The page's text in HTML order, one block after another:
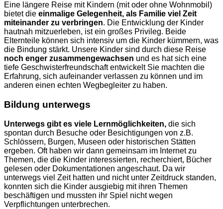
Eine längere Reise mit Kindern (mit oder ohne Wohnmobil)
bietet die einmalige Gelegenheit, als Familie viel Zeit
miteinander zu verbringen. Die Entwicklung der Kinder
hautnah mitzuerleben, ist ein großes Privileg. Beide
Elternteile können sich intensiv um die Kinder kümmern, was
die Bindung stärkt. Unsere Kinder sind durch diese Reise
noch enger zusammengewachsen und es hat sich eine
tiefe Geschwisterfreundschaft entwickelt Sie machten die
Erfahrung, sich aufeinander verlassen zu können und im
anderen einen echten Wegbegleiter zu haben.
Bildung unterwegs
Unterwegs gibt es viele Lernmöglichkeiten, die sich
spontan durch Besuche oder Besichtigungen von z.B.
Schlössern, Burgen, Museen oder historischen Stätten
ergeben. Oft haben wir dann gemeinsam im Internet zu
Themen, die die Kinder interessierten, recherchiert, Bücher
gelesen oder Dokumentationen angeschaut. Da wir
unterwegs viel Zeit hatten und nicht unter Zeitdruck standen,
konnten sich die Kinder ausgiebig mit ihren Themen
beschäftigen und mussten ihr Spiel nicht wegen
Verpflichtungen unterbrechen.